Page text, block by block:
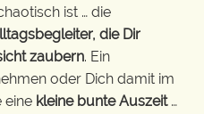
ist … die
die Dir
zaubern. Ein
oder Dich damit im
eine kleine bunte Auszeit…